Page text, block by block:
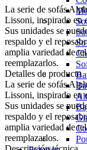
La serie de sofás
Lissoni, inspirado en
Sus unidades se
respaldo y el
amplia variedad de
reemplazarlos.
Detalles de producto
La serie de sofás
Lissoni, inspirado en
Sus unidades se
respaldo y el
amplia variedad de
reemplazarlos.